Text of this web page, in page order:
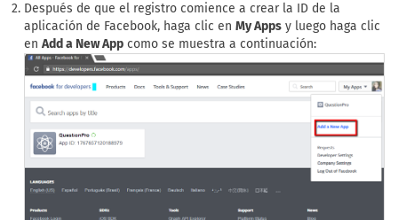
Después de que el registro comience a crear la ID de la
aplicación de Facebook, haga clic en My Apps y luego haga clic
en Add a New App como se muestra a continuación: